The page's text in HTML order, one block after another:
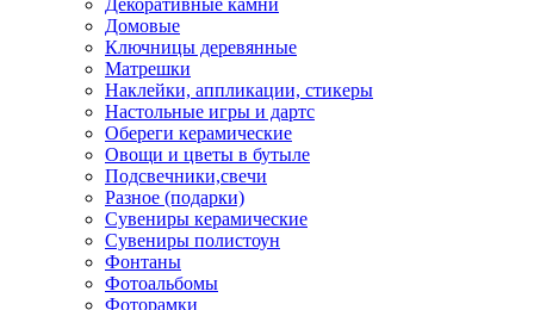
Декоративные камни
Домовые
Ключницы деревянные
Матрешки
Наклейки, аппликации, стикеры
Настольные игры и дартс
Обереги керамические
Овощи и цветы в бутыле
Подсвечники,свечи
Разное (подарки)
Сувениры керамические
Сувениры полистоун
Фонтаны
Фотоальбомы
Фоторамки